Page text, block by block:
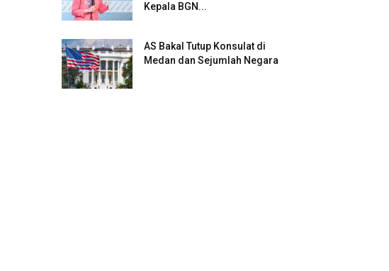
Kepala BGN...
AS Bakal Tutup Konsulat di
Medan dan Sejumlah Negara